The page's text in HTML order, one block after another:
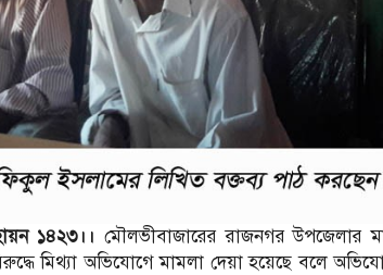
১৪২৩।। মৌলভীবাজারের রাজনগর উপজেলার
মিথ্যা অভিযোগে মামলা দেয়া হয়েছে বলে